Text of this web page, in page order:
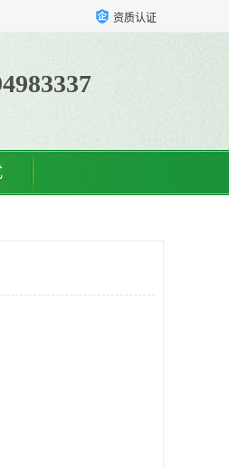
资质认证